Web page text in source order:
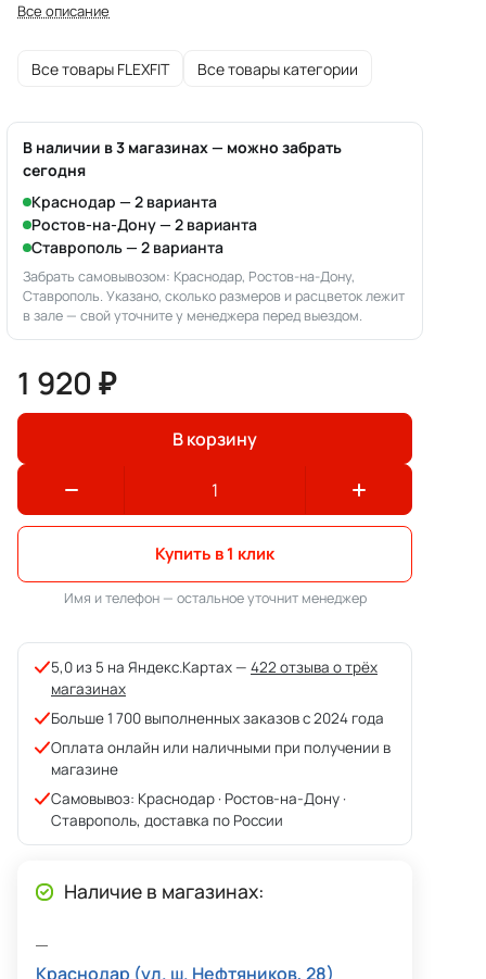
Все описание
Все товары FLEXFIT Все товары категории
В наличии в 3 магазинах — можно забрать
сегодня
Краснодар — 2 варианта
Ростов-на-Дону — 2 варианта
Ставрополь — 2 варианта
Забрать самовывозом: Краснодар, Ростов-на-Дону,
Ставрополь. Указано, сколько размеров и расцветок лежит
в зале — свой уточните у менеджера перед выездом.
1 920 ₽
В корзину
Купить в 1 клик
Имя и телефон — остальное уточнит менеджер
5,0 из 5 на Яндекс.Картах — 422 отзыва о трёх
магазинах
Больше 1 700 выполненных заказов с 2024 года
Оплата онлайн или наличными при получении в
магазине
Самовывоз: Краснодар · Ростов-на-Дону ·
Ставрополь, доставка по России
Наличие в магазинах:
Краснодар (ул. ш. Нефтяников, 28)